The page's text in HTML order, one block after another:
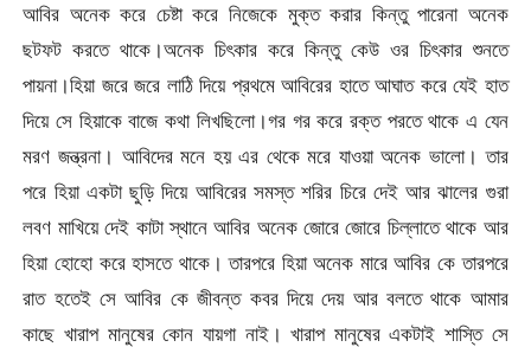
আবির অনেক করে চেষ্টা করে নিজেকে মুক্ত করার কিন্তু পারেনা অনেক
ছটফট করতে থাকে।অনেক চিৎকার করে কিন্তু কেউ ওর চিৎকার শুনতে
পায়না।হিয়া জরে জরে লাঠি দিয়ে প্রথমে আবিরের হাতে আঘাত করে যেই হাত
দিয়ে সে হিয়াকে বাজে কথা লিখছিলো।গর গর করে রক্ত পরতে থাকে এ যেন
মরণ জন্ত্রনা। আবিদের মনে হয় এর থেকে মরে যাওয়া অনেক ভালো। তার
পরে হিয়া একটা ছুড়ি দিয়ে আবিরের সমস্ত শরির চিরে দেই আর ঝালের গুরা
লবণ মাখিয়ে দেই কাটা স্থানে আবির অনেক জোরে জোরে চিল্লাতে থাকে আর
হিয়া হোহো করে হাসতে থাকে। তারপরে হিয়া অনেক মারে আবির কে তারপরে
রাত হতেই সে আবির কে জীবন্ত কবর দিয়ে দেয় আর বলতে থাকে আমার
কাছে খারাপ মানুষের কোন যায়গা নাই। খারাপ মানুষের একটাই শাস্তি সে